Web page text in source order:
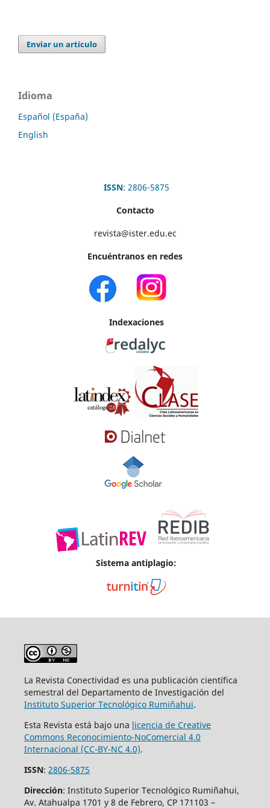
Enviar un artículo
Idioma
Español (España)
English
ISSN: 2806-5875
Contacto
revista@ister.edu.ec
Encuéntranos en redes
Indexaciones
Sistema antiplagio:
La Revista Conectividad es una publicación científica
semestral del Departamento de Investigación del
Instituto Superior Tecnológico Rumiñahui.
Esta Revista está bajo una licencia de Creative
Commons Reconocimiento-NoComercial 4.0
Internacional (CC-BY-NC 4.0).
ISSN: 2806-5875
Dirección: Instituto Superior Tecnológico Rumiñahui,
Av. Atahualpa 1701 y 8 de Febrero, CP 171103 –